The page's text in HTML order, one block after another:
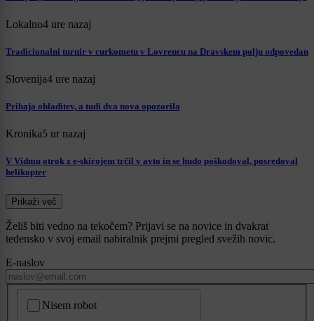
Lokalno4 ure nazaj
Tradicionalni turnir v curkometu v Lovrencu na Dravskem polju odpovedan
Slovenija4 ure nazaj
Prihaja ohladitev, a tudi dva nova opozorila
Kronika5 ur nazaj
V Vidmu otrok z e-skirojem trčil v avto in se hudo poškodoval, posredoval
helikopter
Prikaži več
Želiš biti vedno na tekočem? Prijavi se na novice in dvakrat
tedensko v svoj email nabiralnik prejmi pregled svežih novic.
E-naslov
Nisem robot